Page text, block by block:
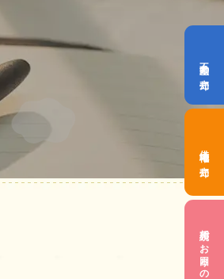
不動産の売却
借地権の売却
相続でお困りの方